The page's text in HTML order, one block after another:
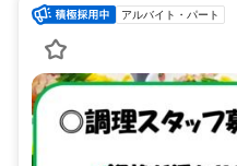
アルバイト・パート